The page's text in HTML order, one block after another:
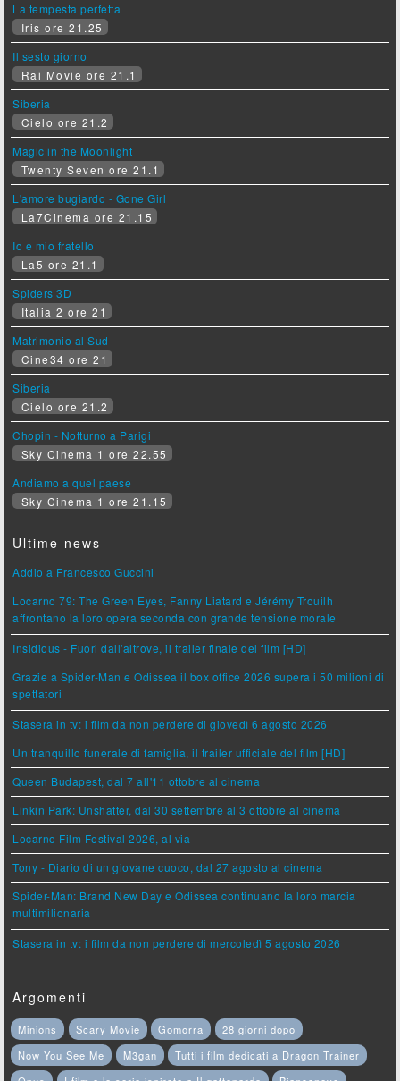
La tempesta perfetta
Iris ore 21.25
Il sesto giorno
Rai Movie ore 21.1
Siberia
Cielo ore 21.2
Magic in the Moonlight
Twenty Seven ore 21.1
L'amore bugiardo - Gone Girl
La7Cinema ore 21.15
Io e mio fratello
La5 ore 21.1
Spiders 3D
Italia 2 ore 21
Matrimonio al Sud
Cine34 ore 21
Siberia
Cielo ore 21.2
Chopin - Notturno a Parigi
Sky Cinema 1 ore 22.55
Andiamo a quel paese
Sky Cinema 1 ore 21.15
Ultime news
Addio a Francesco Guccini
Locarno 79: The Green Eyes, Fanny Liatard e Jérémy Trouilh
affrontano la loro opera seconda con grande tensione morale
Insidious - Fuori dall'altrove, il trailer finale del film [HD]
Grazie a Spider-Man e Odissea il box office 2026 supera i 50 milioni di
spettatori
Stasera in tv: i film da non perdere di giovedì 6 agosto 2026
Un tranquillo funerale di famiglia, il trailer ufficiale del film [HD]
Queen Budapest, dal 7 all'11 ottobre al cinema
Linkin Park: Unshatter, dal 30 settembre al 3 ottobre al cinema
Locarno Film Festival 2026, al via
Tony - Diario di un giovane cuoco, dal 27 agosto al cinema
Spider-Man: Brand New Day e Odissea continuano la loro marcia
multimilionaria
Stasera in tv: i film da non perdere di mercoledì 5 agosto 2026
Argomenti
Minions Scary Movie Gomorra
28 giorni dopo
Now You See Me
M3gan
Tutti i film dedicati a Dragon Trainer